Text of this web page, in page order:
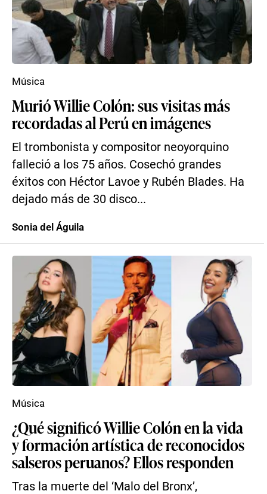
Murió Willie Colón: sus visitas más
recordadas al Perú en imágenes
El trombonista y compositor neoyorquino
falleció a los 75 años. Cosechó grandes
éxitos con Héctor Lavoe y Rubén Blades. Ha
dejado más de 30 disco...
Música
Sonia del Águila
¿Qué significó Willie Colón en la vida
y formación artística de reconocidos
salseros peruanos? Ellos responden
Tras la muerte del ‘Malo del Bronx’,
Música